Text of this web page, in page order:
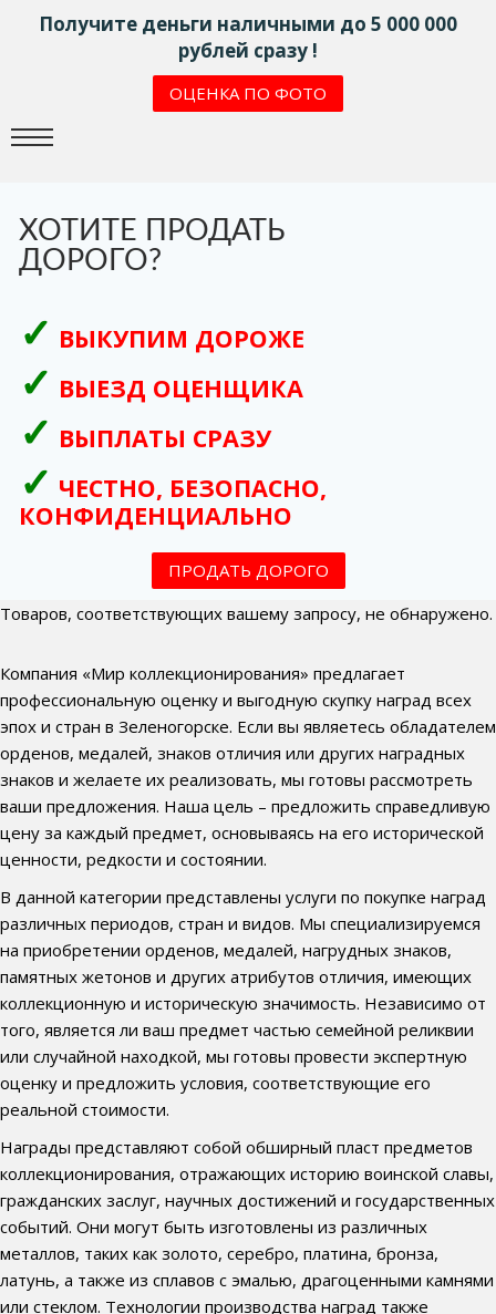
Получите деньги наличными до 5 000 000
рублей сразу !
ОЦЕНКА ПО ФОТО
ХОТИТЕ ПРОДАТЬ
ДОРОГО?
ВЫКУПИМ ДОРОЖЕ
ВЫЕЗД ОЦЕНЩИКА
ВЫПЛАТЫ СРАЗУ
ЧЕСТНО, БЕЗОПАСНО,
КОНФИДЕНЦИАЛЬНО
ПРОДАТЬ ДОРОГО
Товаров, соответствующих вашему запросу, не обнаружено.
Компания «Мир коллекционирования» предлагает
профессиональную оценку и выгодную скупку наград всех
эпох и стран в Зеленогорске. Если вы являетесь обладателем
орденов, медалей, знаков отличия или других наградных
знаков и желаете их реализовать, мы готовы рассмотреть
ваши предложения. Наша цель – предложить справедливую
цену за каждый предмет, основываясь на его исторической
ценности, редкости и состоянии.
В данной категории представлены услуги по покупке наград
различных периодов, стран и видов. Мы специализируемся
на приобретении орденов, медалей, нагрудных знаков,
памятных жетонов и других атрибутов отличия, имеющих
коллекционную и историческую значимость. Независимо от
того, является ли ваш предмет частью семейной реликвии
или случайной находкой, мы готовы провести экспертную
оценку и предложить условия, соответствующие его
реальной стоимости.
Награды представляют собой обширный пласт предметов
коллекционирования, отражающих историю воинской славы,
гражданских заслуг, научных достижений и государственных
событий. Они могут быть изготовлены из различных
металлов, таких как золото, серебро, платина, бронза,
латунь, а также из сплавов с эмалью, драгоценными камнями
или стеклом. Технологии производства наград также